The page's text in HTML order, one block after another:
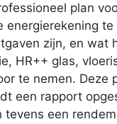
plan
zijn, en wat
HR++ glas,
te nemen. Deze
een rapport
een